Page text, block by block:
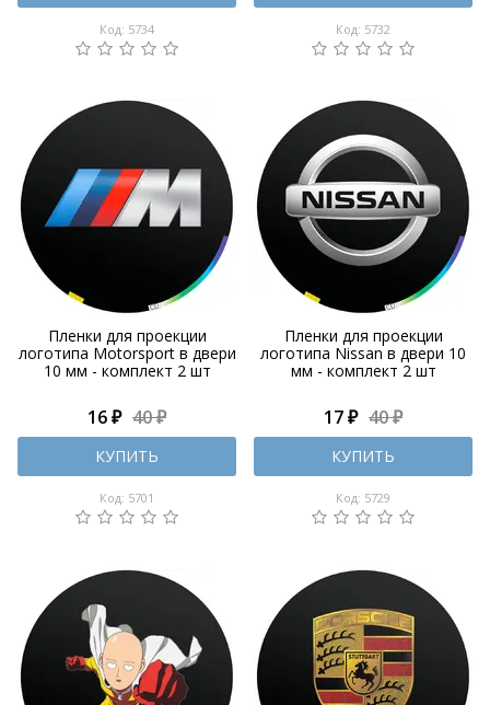
Код: 5734 Код: 5732
Пленки для проекции
логотипа Motorsport в двери
10 мм - комплект 2 шт
16 ₽ 40 ₽
КУПИТЬ
Код: 5701
Пленки для проекции
логотипа Nissan в двери 10
мм - комплект 2 шт
17 ₽ 40 ₽
КУПИТЬ
Код: 5729